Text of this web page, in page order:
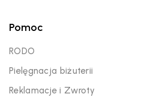
Pomoc
RODO
Pielęgnacja biżuterii
Reklamacje i Zwroty